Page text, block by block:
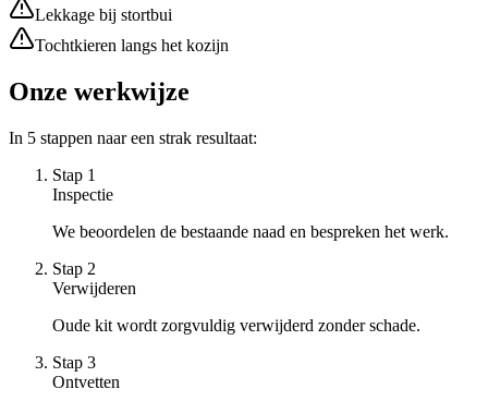
Lekkage bij stortbui
Tochtkieren langs het kozijn
Onze werkwijze
In 5 stappen naar een strak resultaat:
Stap 1
Inspectie
We beoordelen de bestaande naad en bespreken het werk.
Stap 2
Verwijderen
Oude kit wordt zorgvuldig verwijderd zonder schade.
Stap 3
Ontvetten